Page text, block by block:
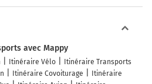
avec Mappy
Itinéraire Vélo
Itinéraire Transports
Itinéraire Covoiturage
Itinéraire